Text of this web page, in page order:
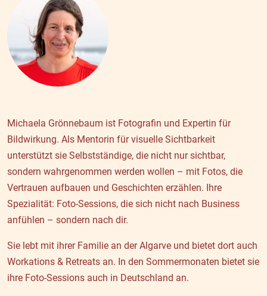
Michaela Grönnebaum ist Fotografin und Expertin für
Bildwirkung. Als Mentorin für visuelle Sichtbarkeit
unterstützt sie Selbstständige, die nicht nur sichtbar,
sondern wahrgenommen werden wollen – mit Fotos, die
Vertrauen aufbauen und Geschichten erzählen. Ihre
Spezialität: Foto-Sessions, die sich nicht nach Business
anfühlen – sondern nach dir.
Sie lebt mit ihrer Familie an der Algarve und bietet dort auch
Workations & Retreats an. In den Sommermonaten bietet sie
ihre Foto-Sessions auch in Deutschland an.